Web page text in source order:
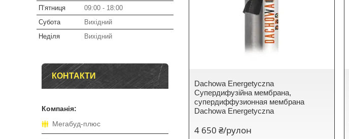
Dachowa Energetyczna
Супердифузійна мембрана,
супердиффузионная мембрана
Dachowa Energetyczna
4 650 ₴/рулон
Пʼятниця
09:00
18:00
Субота
Вихідний
Неділя
Вихідний
КОНТАКТИ
Мегабуд-плюс